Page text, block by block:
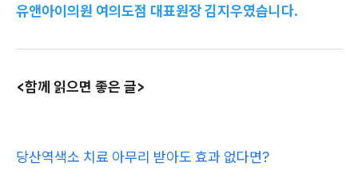
유앤아이의원 여의도점 대표원장 김지우였습니다.
<함께 읽으면 좋은 글>
당산역색소 치료 아무리 받아도 효과 없다면?